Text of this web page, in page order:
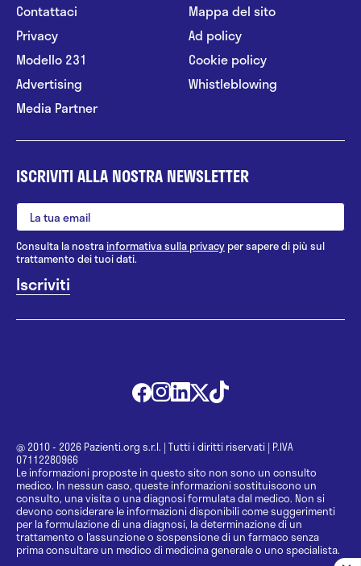
Contattaci
Privacy
Modello 231
Advertising
Media Partner
Mappa del sito
Ad policy
Cookie policy
Whistleblowing
ISCRIVITI ALLA NOSTRA NEWSLETTER
Consulta la nostrainformativa sulla privacy per sapere di più sul
trattamento dei tuoi dati.
@ 2010 - 2026 Pazienti.org s.r.l. | Tutti i diritti riservati | P.IVA
07112280966
Le informazioni proposte in questo sito non sono un consulto
medico. In nessun caso, queste informazioni sostituiscono un
consulto, una visita o una diagnosi formulata dal medico. Non si
devono considerare le informazioni disponibili come suggerimenti
per la formulazione di una diagnosi, la determinazione di un
trattamento o l’assunzione o sospensione di un farmaco senza
prima consultare un medico di medicina generale o uno specialista.